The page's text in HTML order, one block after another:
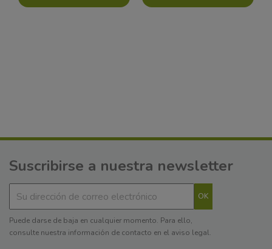
Suscribirse a nuestra newsletter
Puede darse de baja en cualquier momento. Para ello,
consulte nuestra información de contacto en el aviso legal.